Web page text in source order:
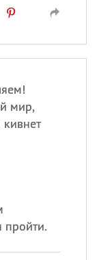
мир,
пройти.